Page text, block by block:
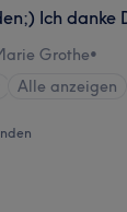
Ich danke
Grothe•
Alle anzeigen